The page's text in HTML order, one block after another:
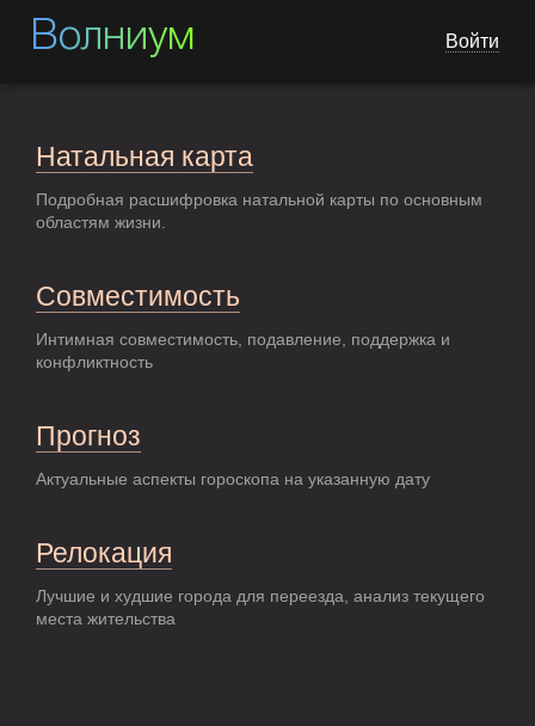
Волниум Войти
Натальная карта
Подробная расшифровка натальной карты по основным
областям жизни.
Совместимость
Интимная совместимость, подавление, поддержка и
конфликтность
Прогноз
Актуальные аспекты гороскопа на указанную дату
Релокация
Лучшие и худшие города для переезда, анализ текущего
места жительства